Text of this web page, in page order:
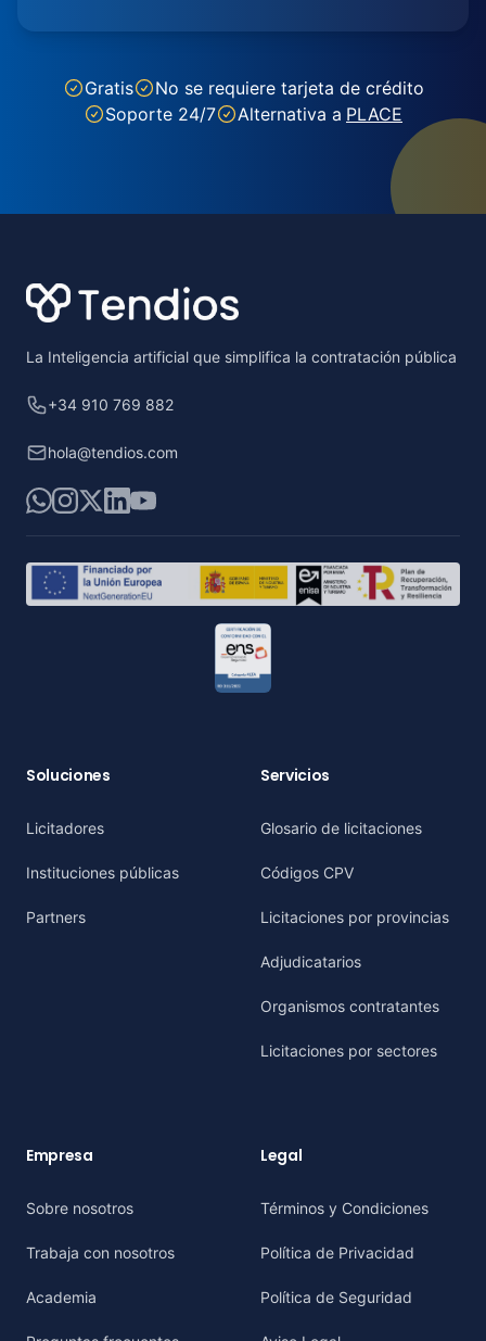
Gratis
No se requiere tarjeta de crédito
Soporte 24/7
Alternativa a PLACE
La Inteligencia artificial que simplifica la contratación pública
+34 910 769 882
hola@tendios.com
WhatsApp
Instagram
X LinkedIn
YouTube
Soluciones
Licitadores
Instituciones públicas
Partners
Servicios
Glosario de licitaciones
Códigos CPV
Licitaciones por provincias
Adjudicatarios
Organismos contratantes
Licitaciones por sectores
Empresa
Sobre nosotros
Trabaja con nosotros
Academia
Legal
Términos y Condiciones
Política de Privacidad
Política de Seguridad